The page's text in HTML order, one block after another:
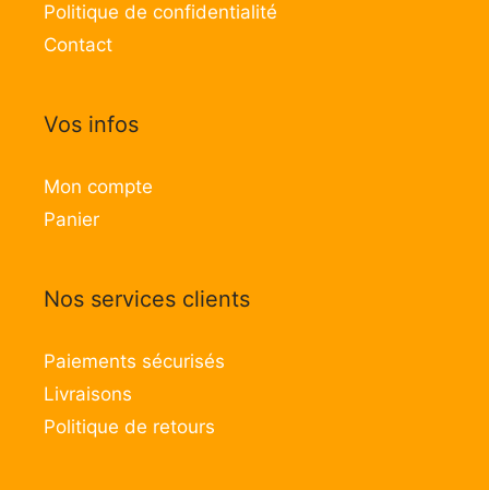
Politique de confidentialité
Contact
Vos infos
Mon compte
Panier
Nos services clients
Paiements sécurisés
Livraisons
Politique de retours